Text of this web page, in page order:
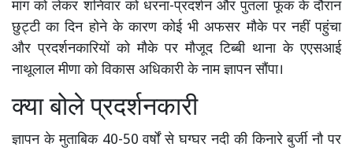
मांग को लेकर शनिवार को धरना-प्रदर्शन और पुतला फूंक के दौरान
छुट्टी का दिन होने के कारण कोई भी अफसर मौके पर नहीं पहुंचा
और प्रदर्शनकारियों को मौके पर मौजूद टिब्बी थाना के एएसआई
नाथूलाल मीणा को विकास अधिकारी के नाम ज्ञापन सौंपा।
क्या बोले प्रदर्शनकारी
ज्ञापन के मुताबिक 40-50 वर्षों से घग्घर नदी की किनारे बुर्जी नौ पर